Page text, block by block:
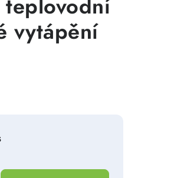
vytápění